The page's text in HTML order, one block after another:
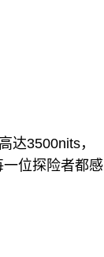
达3500nits，
位探险者都感